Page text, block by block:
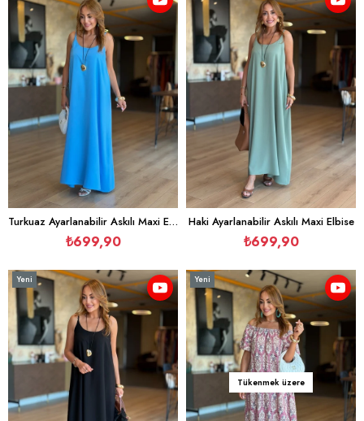
Turkuaz Ayarlanabilir Askılı Maxi Elbise
₺699,90
Ürün
Haki Ayarlanabilir Askılı Maxi Elbise
₺699,90
Ürün
Yeni
Ürün
Tükenmek üzere
Yeni
Ürün